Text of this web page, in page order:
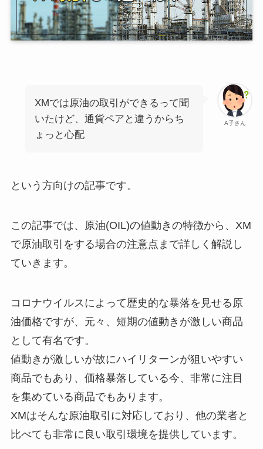
A子さん
XMでは原油の取引ができるって聞
いたけど、通貨ペアと違うからち
ょっと心配
という方向けの記事です。
この記事では、原油(OIL)の値動きの特徴から、XM
で原油取引をする場合の注意点まで詳しく解説し
ていきます。
コロナウイルスによって歴史的な暴落を見せる原
油価格ですが、元々、短期の値動きが激しい商品
として有名です。
値動きが激しいが故にハイリターンが狙いやすい
商品でもあり、価格暴落している今、非常に注目
を集めている商品でもあります。
XMはそんな原油取引に対応しており、他の業者と
比べても非常に良い取引環境を提供しています。